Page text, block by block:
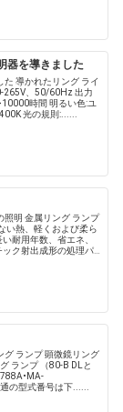
器を導きました
導かれたリング ライ
265V、50/60Hz 出力
時間 明るい色:ユ
光の規則:......
照明 金属リング ランプ
い熱、軽くおよび柔ら
耐用年数、省エネ、
ク射出成形の処理パ
グ ランプ 顕微鏡リング
ランプ （80-B DLと
の型式番号は下......